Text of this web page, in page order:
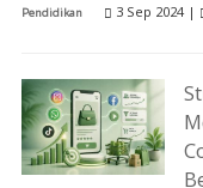
Pendidikan 3 Sep 2024 |